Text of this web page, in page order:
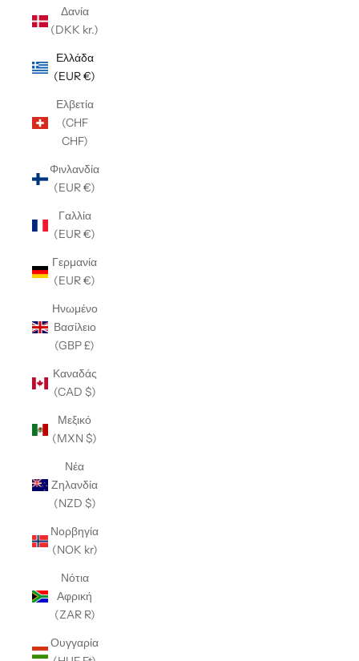
Δανία
(DKK kr.)
Ελλάδα
(EUR €)
Ελβετία
(CHF
CHF)
Φινλανδία
(EUR €)
Γαλλία
(EUR €)
Γερμανία
(EUR €)
Ηνωμένο
Βασίλειο
(GBP £)
Καναδάς
(CAD $)
Μεξικό
(MXN $)
Νέα
Ζηλανδία
(NZD $)
Νορβηγία
(NOK kr)
Νότια
Αφρική
(ZAR R)
Ουγγαρία